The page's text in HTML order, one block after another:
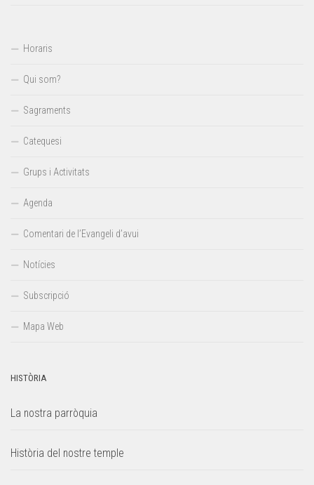
Horaris
Qui som?
Sagraments
Catequesi
Grups i Activitats
Agenda
Comentari de l’Evangeli d’avui
Notícies
Subscripció
Mapa Web
HISTÒRIA
La nostra parròquia
Història del nostre temple